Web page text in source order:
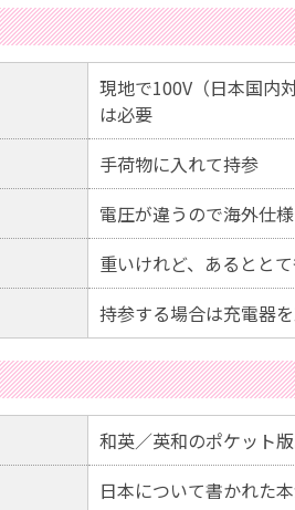
現地で100V（日本国内
は必要
手荷物に入れて持参
電圧が違うので海外仕
重いけれど、あるとと
持参する場合は充電器
和英／英和のポケット
日本について書かれた